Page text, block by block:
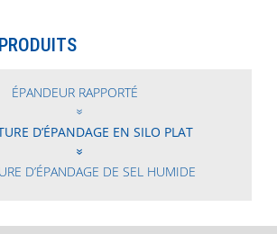
ÉPANDEUR RAPPORTÉ
D’ÉPANDAGE EN SILO PLAT
D’ÉPANDAGE DE SEL HUMIDE